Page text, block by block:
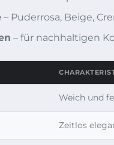
– Puderrosa, Beige,
– für nachhaltigen
Weich und
Zeitlos